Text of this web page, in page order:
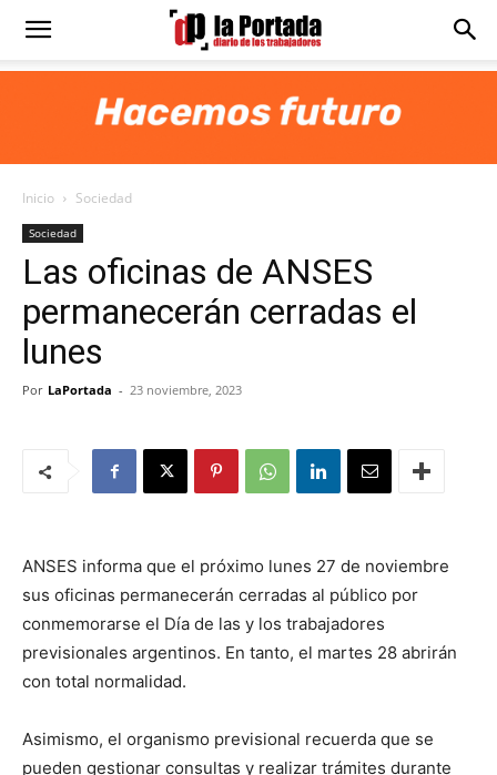
Diario
Portada
Inicio Sociedad
Sociedad
Las oficinas de ANSES
permanecerán cerradas el
lunes
Por LaPortada - 23 noviembre, 2023
ANSES informa que el próximo lunes 27 de noviembre
sus oficinas permanecerán cerradas al público por
conmemorarse el Día de las y los trabajadores
previsionales argentinos. En tanto, el martes 28 abrirán
con total normalidad.
Asimismo, el organismo previsional recuerda que se
pueden gestionar consultas y realizar trámites durante